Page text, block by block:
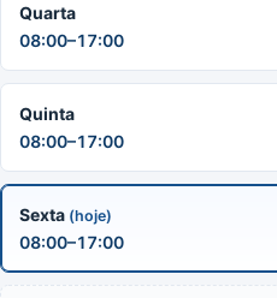
Quarta
08:00–17:00
Quinta
08:00–17:00
Sexta (hoje)
08:00–17:00